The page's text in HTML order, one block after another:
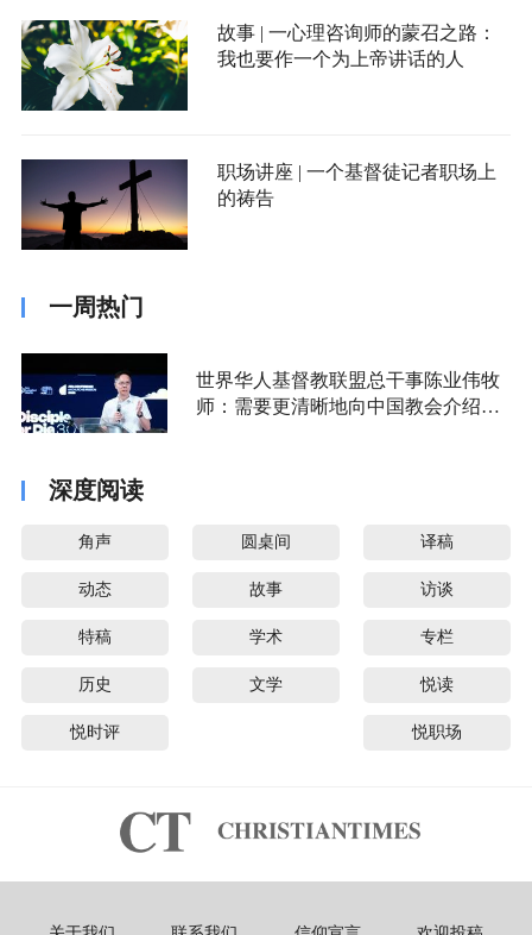
故事 | 一心理咨询师的蒙召之路：
我也要作一个为上帝讲话的人
职场讲座 | 一个基督徒记者职场上
的祷告
一周热门
世界华人基督教联盟总干事陈业伟牧
师：需要更清晰地向中国教会介绍福
深度阅读
角声 圆桌间 译稿
动态 故事 访谈
特稿 学术 专栏
历史 文学 悦读
悦时评 悦职场